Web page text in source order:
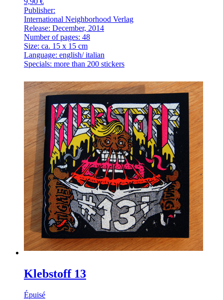
Publisher:
International Neighborhood Verlag
Release: December, 2014
Number of pages: 48
Size: ca. 15 x 15 cm
Language: english/ italian
Specials: more than 200 stickers
Klebstoff 13
Épuisé